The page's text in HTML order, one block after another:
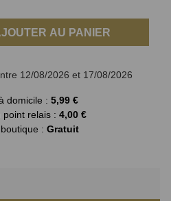
AU PANIER
12/08/2026 et 17/08/2026
domicile : 5,99 €
point relais : 4,00 €
: Gratuit